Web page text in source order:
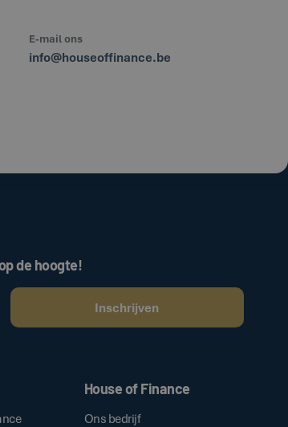
E-mail ons
info@houseoffinance.be
de hoogte!
House of Finance
Ons bedrijf